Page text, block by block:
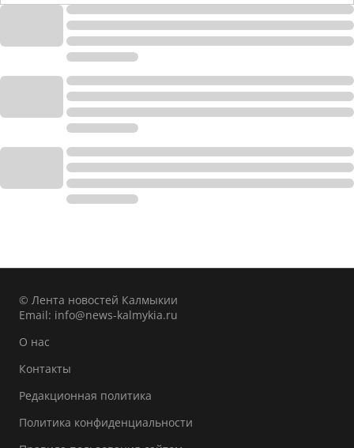
© Лента новостей Калмыкии
Email: info@news-kalmykia.ru
О нас
Контакты
Редакционная политика
Политика конфиденциальности